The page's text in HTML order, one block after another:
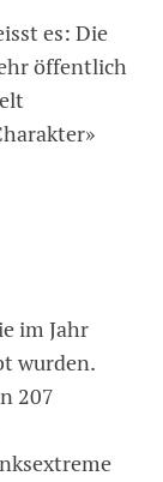
es: Die
öffentlich
im Jahr
wurden.
207